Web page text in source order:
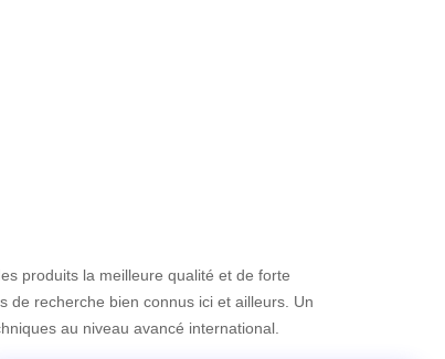
produits la meilleure qualité et de forte
de recherche bien connus ici et ailleurs. Un
au niveau avancé international.